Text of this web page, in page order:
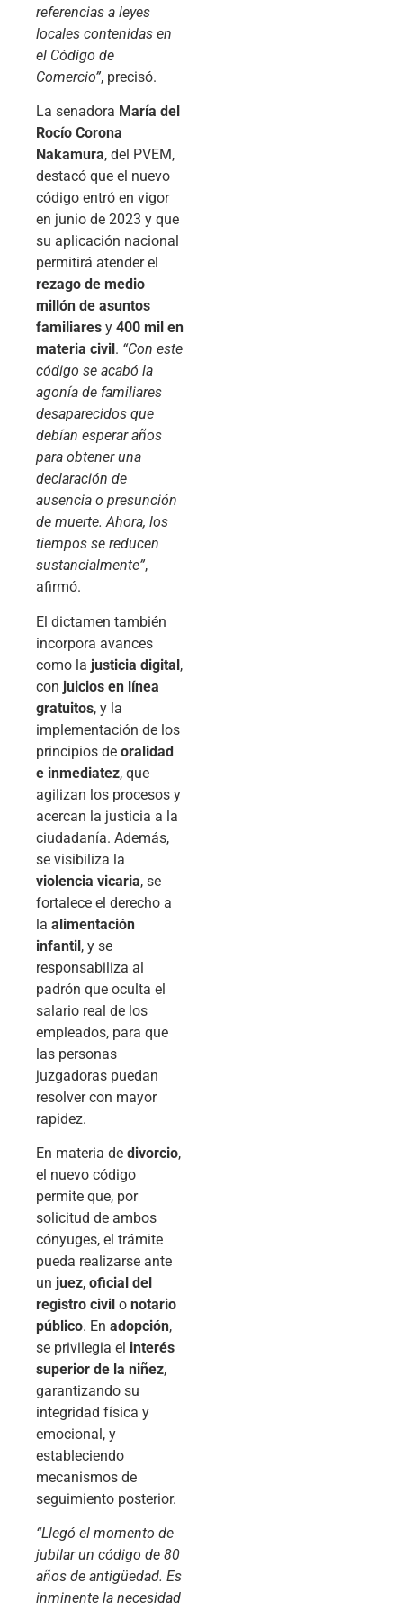
referencias a leyes
locales contenidas en
el Código de
Comercio”, precisó.
La senadora María del
Rocío Corona
Nakamura, del PVEM,
destacó que el nuevo
código entró en vigor
en junio de 2023 y que
su aplicación nacional
permitirá atender el
rezago de medio
millón de asuntos
familiares y 400 mil en
materia civil . “Con este
código se acabó la
agonía de familiares
desaparecidos que
debían esperar años
para obtener una
declaración de
ausencia o presunción
de muerte. Ahora, los
tiempos se reducen
sustancialmente”,
afirmó.
El dictamen también
incorpora avances
como la justicia digital,
con juicios en línea
gratuitos, y la
implementación de los
principios de oralidad
e inmediatez, que
agilizan los procesos y
acercan la justicia a la
ciudadanía. Además,
se visibiliza la
violencia vicaria, se
fortalece el derecho a
la alimentación
infantil, y se
responsabiliza al
padrón que oculta el
salario real de los
empleados, para que
las personas
juzgadoras puedan
resolver con mayor
rapidez.
En materia de divorcio,
el nuevo código
permite que, por
solicitud de ambos
cónyuges, el trámite
pueda realizarse ante
un juez, oficial del
registro civil o notario
público. En adopción,
se privilegia el interés
superior de la niñez,
garantizando su
integridad física y
emocional, y
estableciendo
mecanismos de
seguimiento posterior.
“Llegó el momento de
jubilar un código de 80
años de antigüedad. Es
inminente la necesidad